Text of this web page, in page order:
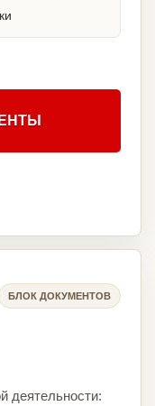
БЛОК ДОКУМЕНТОВ
деятельности: